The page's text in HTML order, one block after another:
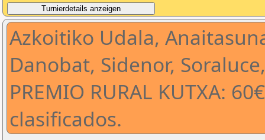
Azkoitiko Udala,
Danobat, Sidenor,
PREMIO RURAL KUTXA:
clasificados.